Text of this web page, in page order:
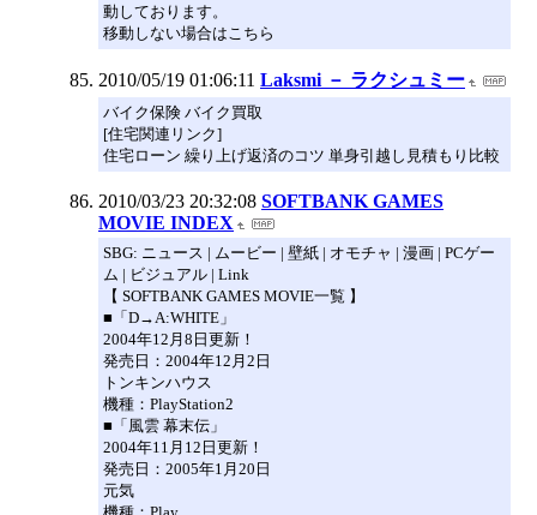
動しております。
移動しない場合はこちら
2010/05/19 01:06:11 Laksmi － ラクシュミー
バイク保険 バイク買取
[住宅関連リンク]
住宅ローン 繰り上げ返済のコツ 単身引越し見積もり比較
2010/03/23 20:32:08 SOFTBANK GAMES
MOVIE INDEX
SBG: ニュース | ムービー | 壁紙 | オモチャ | 漫画 | PCゲー
ム | ビジュアル | Link
【 SOFTBANK GAMES MOVIE一覧 】
■「D→A:WHITE」
2004年12月8日更新！
発売日：2004年12月2日
トンキンハウス
機種：PlayStation2
■「風雲 幕末伝」
2004年11月12日更新！
発売日：2005年1月20日
元気